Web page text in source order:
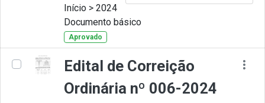
Início > 2024
Documento básico
Aprovado
Edital de Correição
Ordinária nº 006-2024